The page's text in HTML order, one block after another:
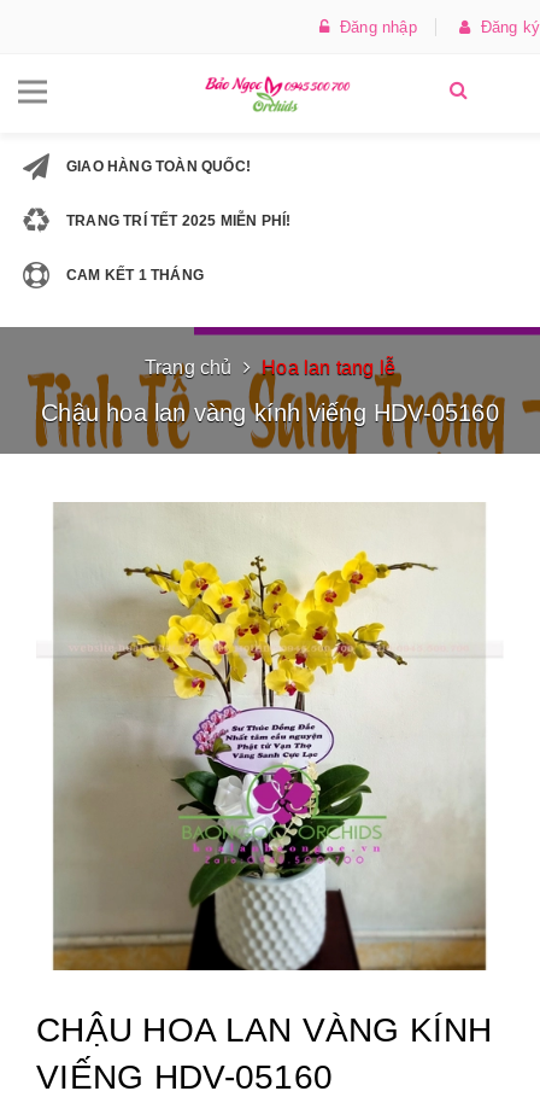
Đăng nhập Đăng ký
GIAO HÀNG TOÀN QUỐC!
TRANG TRÍ TẾT 2025 MIỄN PHÍ!
CAM KẾT 1 THÁNG
Trang chủ Hoa lan tang lễ
Chậu hoa lan vàng kính viếng HDV-05160
CHẬU HOA LAN VÀNG KÍNH
VIẾNG HDV-05160